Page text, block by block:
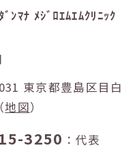
ﾞﾝﾏﾅ ﾒｼﾞﾛｴﾑｴﾑｸﾘﾆｯｸ
4-12 E&K
地図）
3250 ：代表